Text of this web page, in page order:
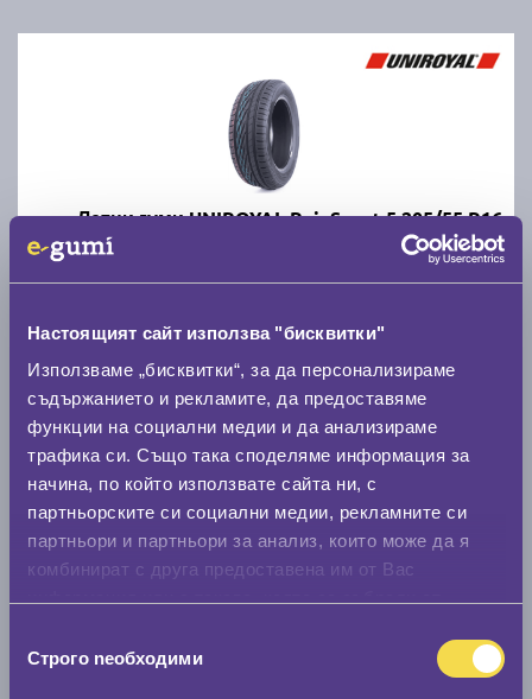
Настоящият сайт използва "бисквитки"
Използваме „бисквитки“, за да персонализираме
съдържанието и рекламите, да предоставяме
функции на социални медии и да анализираме
трафика си. Също така споделяме информация за
начина, по който използвате сайта ни, с
партньорските си социални медии, рекламните си
партньори и партньори за анализ, които може да я
комбинират с друга предоставена им от Вас
наСтрого nеобходими
Летни гуми UNIROYAL RainSport 5 205/55 R16
C A 71
Налични над 20 + | Доставка от 1 до 2 дни
виж повече
Летни гуми POINT S SUMMER S 205/55 R16